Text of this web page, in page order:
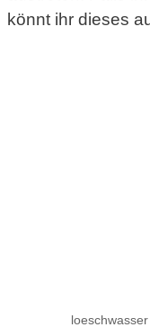
könnt ihr dieses
loeschwasser